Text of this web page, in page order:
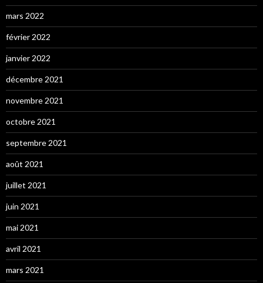
mars 2022
février 2022
janvier 2022
décembre 2021
novembre 2021
octobre 2021
septembre 2021
août 2021
juillet 2021
juin 2021
mai 2021
avril 2021
mars 2021